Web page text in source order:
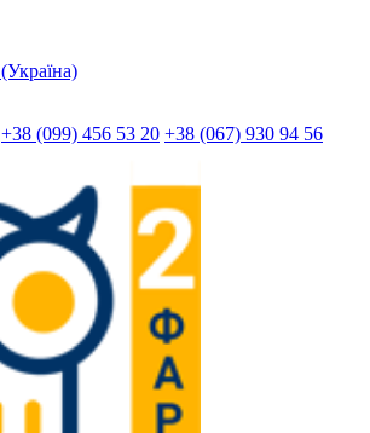
+38 (099) 456 53 20 +38 (067) 930 94 56